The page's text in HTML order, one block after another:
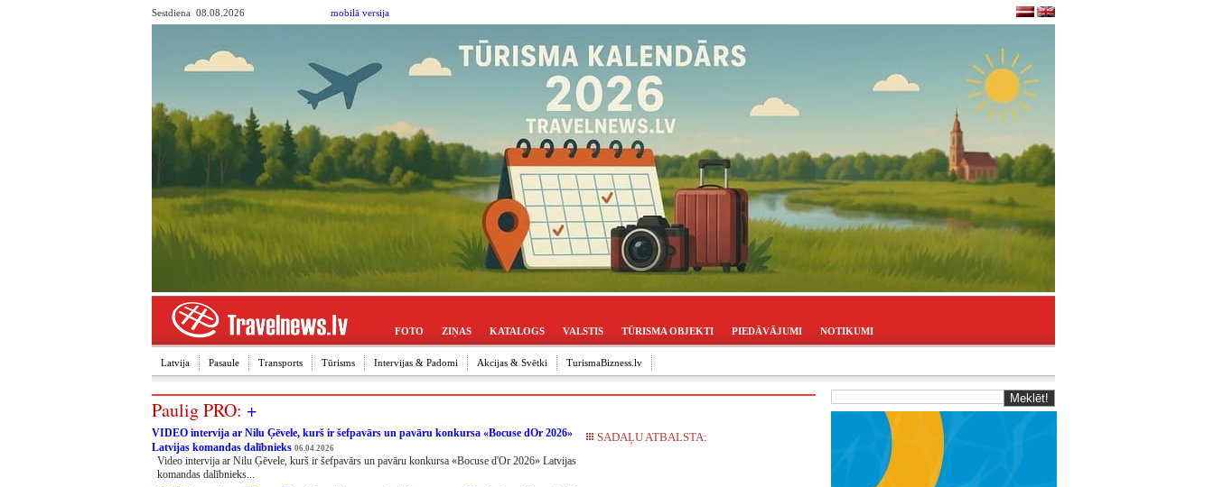
Sestdiena 08.08.2026 mobilā versija
FOTO ZIŅAS KATALOGS VALSTIS TŪRISMA OBJEKTI PIEDĀVĀJUMI NOTIKUMI
Latvija Pasaule Transports Tūrisms Intervijas & Padomi Akcijas & Svētki TurismaBizness.lv
Paulig PRO: +
VIDEO intervija ar Nilu Ģēvele, kurš ir šefpavārs un pavāru konkursa «Bocuse dOr 2026»
Latvijas komandas dalībnieks 06.04.2026
Video intervija ar Nilu Ģēvele, kurš ir šefpavārs un pavāru konkursa «Bocuse d'Or 2026» Latvijas
komandas dalībnieks...
SADAĻU ATBALSTA: